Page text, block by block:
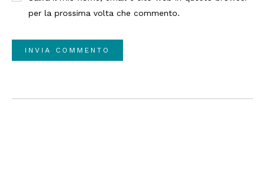
per la prossima volta che commento.